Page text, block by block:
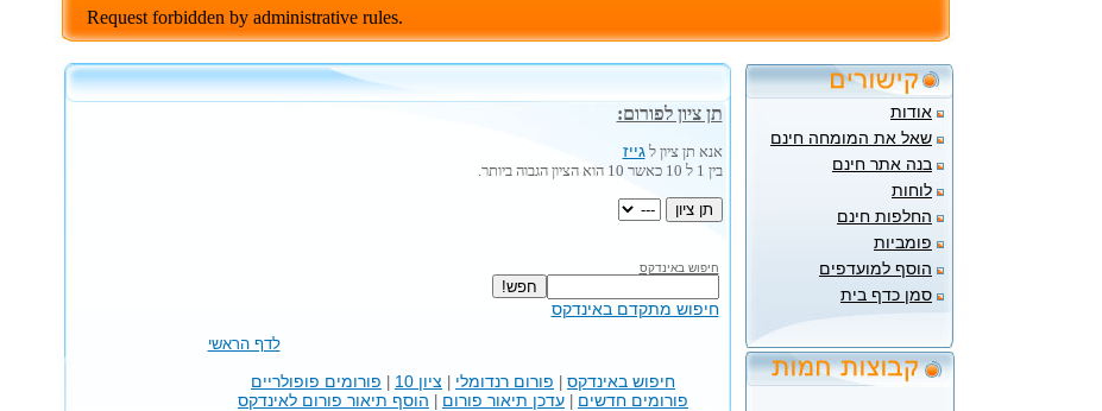
תן ציון לפורום:
אנא תן ציון לגייז
בין 1 ל 10 כאשר 10 הוא הציון הגבוה ביותר.
חיפוש באינדקס
חיפוש מתקדם באינדקס
לדף הראשי
חיפוש באינדקס פורום רנדומלי ציון 10
פורומים פופולריים
פורומים חדשים
עדכן תיאור פורום הוסף תיאור פורום לאינדקס
אודות
שאל את המומחה חינם
בנה אתר חינם
לוחות
החלפות חינם
פומביות
הוסף למועדפים
סמן כדף בית